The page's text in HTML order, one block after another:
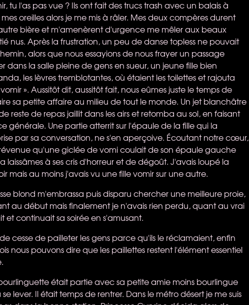
tu l'as pas vue ? Ils ont fait des trucs trash avec un balais à
oreilles alors je me mis à râler. Mes deux compères durent
bière et m'amenèrent d'urgence me mêler aux beaux
nus. Après la frustration, un peu de danse topless ne pouvait
alors que nous essayions de nous frayer un passage
dans la salle pleine de gens en sueur, un jeune fille bien
les lèvres tremblotantes, où étaient les toilettes et rajouta
». Aussitôt dit, aussitôt fait, nous eûmes juste le temps de
sa petite affaire au milieu de tout le monde. Un jet blanchâtre
reste de repas jaillit dans les airs et retomba au sol, en faisant
générale. Une partie atterrit sur l'épaule de la fille qui la
par sa conversation, ne s'en aperçoive. Écoutant notre cœur,
qu'une giclée de vomi coulait de son épaule gauche
laissâmes à ses cris d'horreur et de dégoût. J'avais loupé la
mais au moins j'avais vu une fille vomir sur une autre.
blond m'embrassa puis disparu chercher une meilleure proie,
au début mais finalement je n'avais rien perdu, quant au vrai
et continuait sa soirée en s'amusant.
cesse de pailleter les gens parce qu'ils le réclamaient, enfin
nous pouvons dire que les paillettes restent l'élément essentiel
était partie avec sa petite amie moins bourlingue
lever. Il était temps de rentrer. Dans le métro désert je me suis